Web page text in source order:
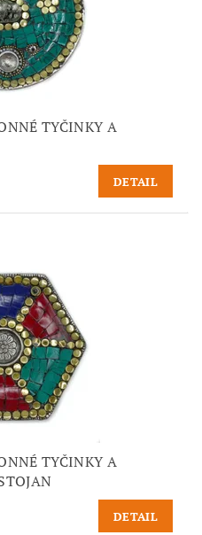
TYČINKY A
DETAIL
TYČINKY A
DETAIL